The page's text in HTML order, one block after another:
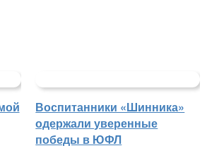
Воспитанники «Шинника»
одержали уверенные
победы в ЮФЛ